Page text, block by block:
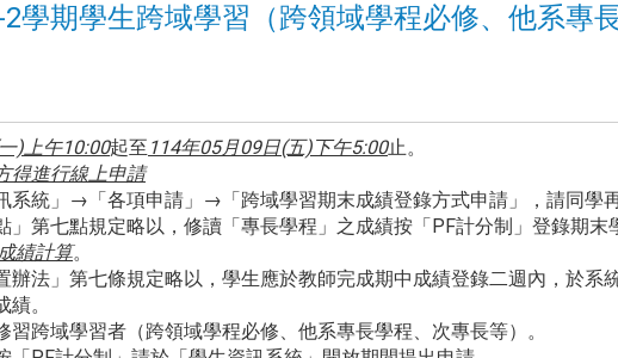
2學期學生跨域學習（跨領域學程必修、他系專
)上午10:00起至 114年05月09日(五)下午5:00止。
得進行線上申請
系統」→「各項申請」→「跨域學習期末成績登錄方式申請」，請同學
」第七點規定略以，修讀「專長學程」之成績按「PF計分制」登錄期
績計算。
辦法」第七條規定略以，學生應於教師完成期中成績登錄二週內，於系
。
跨域學習者（跨領域學程必修、他系專長學程、次專長等）。